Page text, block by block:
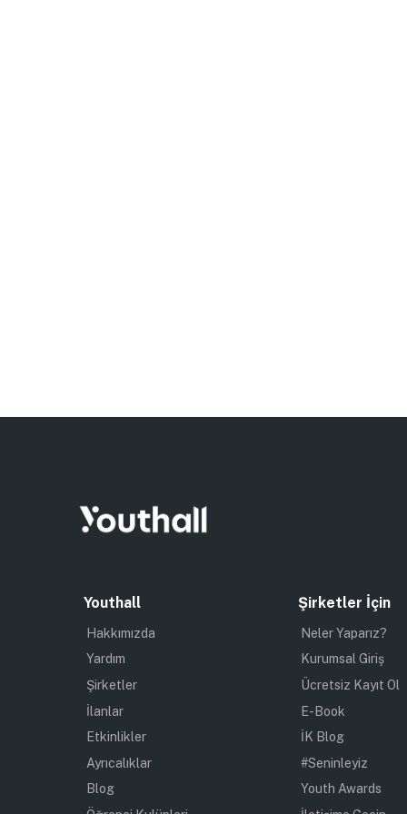
Youthall
Hakkımızda
Yardım
Şirketler
İlanlar
Etkinlikler
Ayrıcalıklar
Blog
Şirketler İçin
Neler Yaparız?
Kurumsal Giriş
Ücretsiz Kayıt Ol
E-Book
İK Blog
#Seninleyiz
Youth Awards